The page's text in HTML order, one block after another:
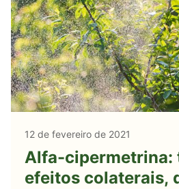
12 de fevereiro de 2021
Alfa-cipermetrina:
efeitos colaterais,